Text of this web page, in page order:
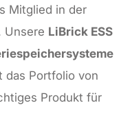
Mitglied in der
Unsere LiBrick ESS
das Portfolio von
Produkt für